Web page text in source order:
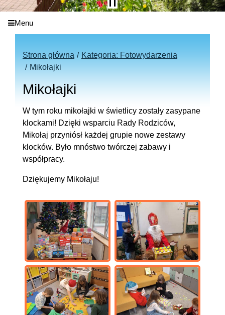
Menu
Strona główna
Kategoria: Fotowydarzenia
Mikołajki
Mikołajki
W tym roku mikołajki w świetlicy zostały zasypane
klockami! Dzięki wsparciu Rady Rodziców,
Mikołaj przyniósł każdej grupie nowe zestawy
klocków. Było mnóstwo twórczej zabawy i
współpracy.
Dziękujemy Mikołaju!